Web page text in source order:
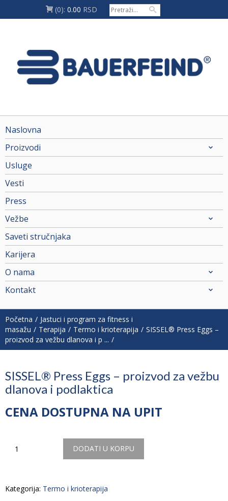
(0): 0.00 RSD
Naslovna
Proizvodi
Usluge
Vesti
Press
Vežbe
Saveti stručnjaka
Karijera
O nama
Kontakt
Početna
Jastuci i program za fitness i
masažu
Terapija Termo i krioterapija
SISSEL® Press Eggs –
proizvod za vežbu dlanova i p ...
SISSEL® Press Eggs – proizvod za vežbu
dlanova i podlaktica
CENA DOSTUPNA NA UPIT
DODATI U KORPU
Kategorija: Termo i krioterapija